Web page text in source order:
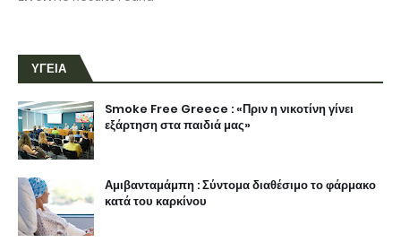
ΥΓΕΙΑ
Smoke Free Greece : «Πριν η νικοτίνη γίνει
εξάρτηση στα παιδιά μας»
Αμιβανταμάμπη : Σύντομα διαθέσιμο το φάρμακο
κατά του καρκίνου